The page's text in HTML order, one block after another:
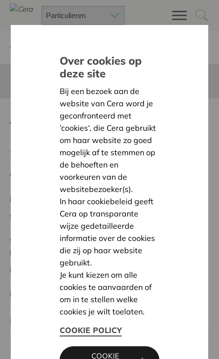
Aankoop en renovatie
keuken
Terug naar overzicht
Ambitie: Warme en zorgzame buurten voor iedereen
Regionaal Project
Startdatum:
02/06/2026
Status:
In behandeling
Lier
Datum:
02/06/2026
Beslissing: Goedgekeurd
Partner
Chiro PAKO, Pastoor Vermeirenstraat 4, 2560 NIJLEN
Over cookies op
deze site
Bij een bezoek aan de
website van Cera word je
geconfronteerd met
’cookies‘, die Cera gebruikt
om haar website zo goed
mogelijk af te stemmen op
de behoeften en
voorkeuren van de
websitebezoeker(s).
In haar cookiebeleid geeft
Cera op transparante
wijze gedetailleerde
informatie over de cookies
die zij op haar website
gebruikt.
Je kunt kiezen om alle
cookies te aanvaarden of
om in te stellen welke
cookies je wilt toelaten.
COOKIE POLICY
COOKIE